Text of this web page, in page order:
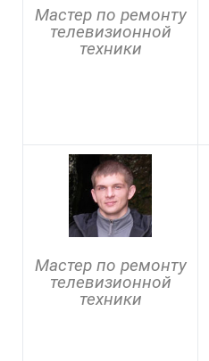
Мастер по ремонту
телевизионной
техники
Мастер по ремонту
телевизионной
техники